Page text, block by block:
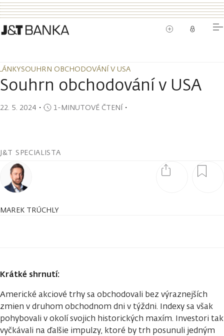
SOUHRN OBCHODOVÁNÍ V USA
SOUHRN OBCHODOVÁNÍ V USA
Souhrn obchodování v USA
22. 5. 2024 ・ 1-MINUTOVÉ ČTENÍ・
J&T SPECIALISTA
MAREK TRÚCHLY
Krátké shrnutí:
Americké akciové trhy sa obchodovali bez výraznejších
zmien v druhom obchodnom dni v týždni. Indexy sa však
pohybovali v okolí svojich historických maxím. Investori tak
vyčkávali na ďalšie impulzy, ktoré by trh posunuli jedným